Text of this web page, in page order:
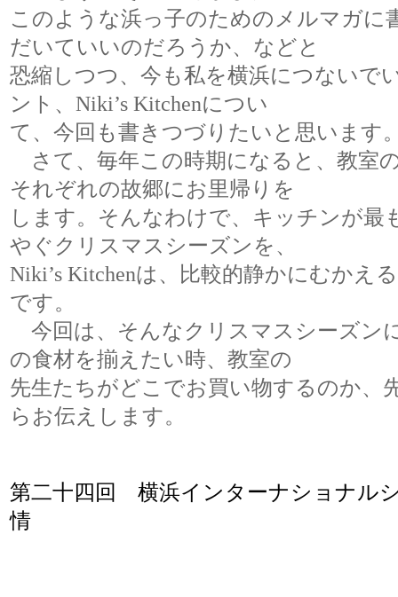
このような浜っ子のためのメルマガに
だいていいのだろうか、などと
恐縮しつつ、今も私を横浜につないで
ント、Niki’s Kitchenについ
て、今回も書きつづりたいと思います
さて、毎年この時期になると、教室
それぞれの故郷にお里帰りを
します。そんなわけで、キッチンが最
やぐクリスマスシーズンを、
Niki’s Kitchenは、比較的静かにむかえ
です。
今回は、そんなクリスマスシーズン
の食材を揃えたい時、教室の
先生たちがどこでお買い物するのか、
らお伝えします。
第二十四回 横浜インターナショナル
情